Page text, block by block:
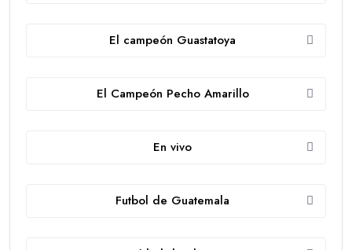
El campeón Guastatoya
El Campeón Pecho Amarillo
En vivo
Futbol de Guatemala